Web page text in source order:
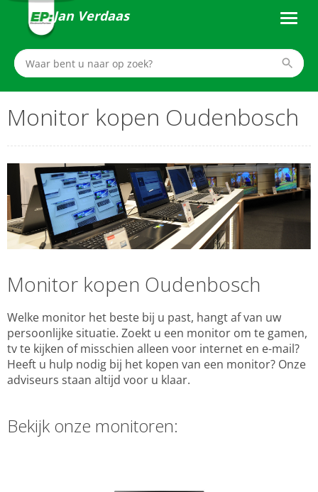
Jan Verdaas
Monitor kopen Oudenbosch
Monitor kopen Oudenbosch
Welke monitor het beste bij u past, hangt af van uw
persoonlijke situatie. Zoekt u een monitor om te gamen,
tv te kijken of misschien alleen voor internet en e-mail?
Heeft u hulp nodig bij het kopen van een monitor? Onze
adviseurs staan altijd voor u klaar.
Bekijk onze monitoren: